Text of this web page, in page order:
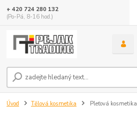
+ 420 724 280 132
(Po-Pá, 8-16 hod.)
Úvod Tělová kosmetika Pleťová kosmetika